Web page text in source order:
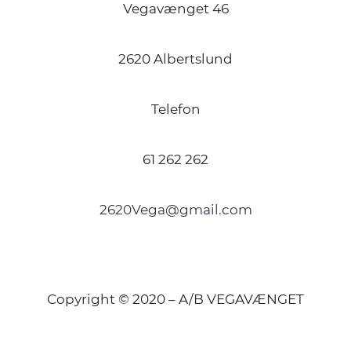
Vegavænget 46
2620 Albertslund
Telefon
61 262 262
2620Vega@gmail.com
Copyright © 2020 – A/B VEGAVÆNGET